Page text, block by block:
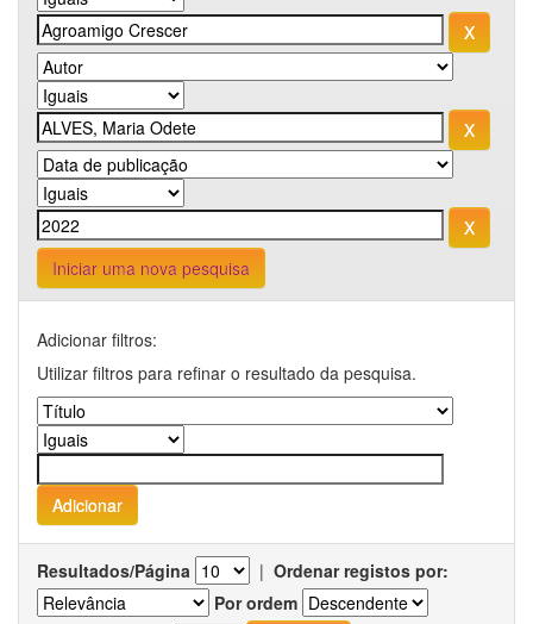
Iniciar uma nova pesquisa
Adicionar filtros:
Utilizar filtros para refinar o resultado da pesquisa.
Resultados/Página | Ordenar registos por:
Por ordem